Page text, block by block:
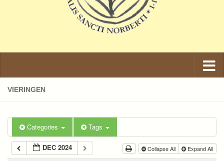
VIERINGEN
Categories Tags
DEC 2024 Collapse All Expand All